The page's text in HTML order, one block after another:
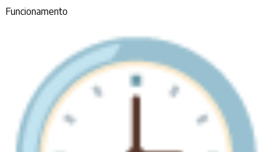
Funcionamento